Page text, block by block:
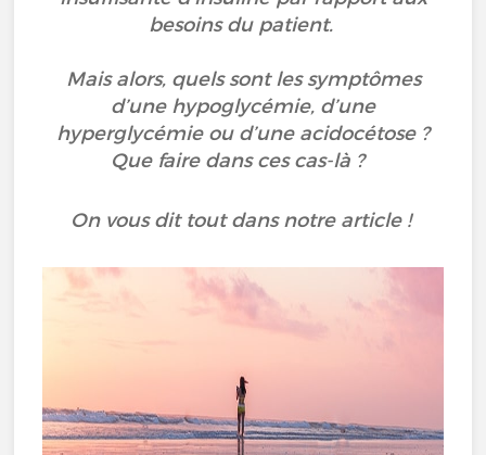
besoins du patient.
Mais alors, quels sont les symptômes
d’une hypoglycémie, d’une
hyperglycémie ou d’une acidocétose ?
Que faire dans ces cas-là ?
On vous dit tout dans notre article !